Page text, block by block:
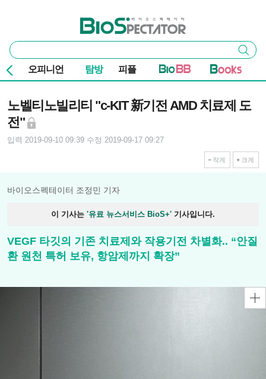
바이오스펙테이터
통
합
검
색
검색
오피니언 탐방 피플
노벨티노빌리티 "c-KIT 新기전 AMD 치료제 도
전"
입력 2019-09-10 09:39 수정 2019-09-17 09:27
작게 크게
바이오스펙테이터 조정민 기자
이 기사는 '유료 뉴스서비스 BioS+' 기사입니다.
VEGF 타깃의 기존 치료제와 작용기전 차별화.. “안질
환 원천 특허 보유, 항암제까지 확장”